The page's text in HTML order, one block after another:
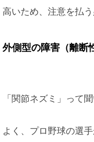
高いため、注意を払う
外側型の障害（離断
「関節ネズミ」って
よく、プロ野球の選